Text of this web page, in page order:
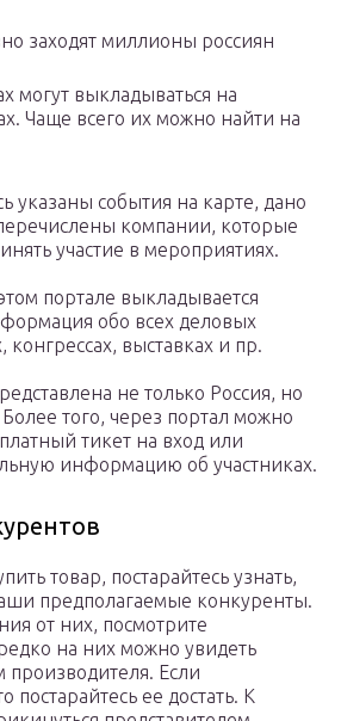
заходят миллионы россиян
могут выкладываться на
Чаще всего их можно найти на
указаны события на карте, дано
компании, которые
участие в мероприятиях.
портале выкладывается
обо всех деловых
конгрессах, выставках и пр.
не только Россия, но
того, через портал можно
тикет на вход или
информацию об участниках.
товар, постарайтесь узнать,
предполагаемые конкуренты.
от них, посмотрите
на них можно увидеть
производителя. Если
ее достать. К